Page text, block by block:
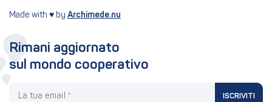
Made with ♥ by Archimede.nu
Rimani aggiornato
sul mondo cooperativo
ISCRIVITI